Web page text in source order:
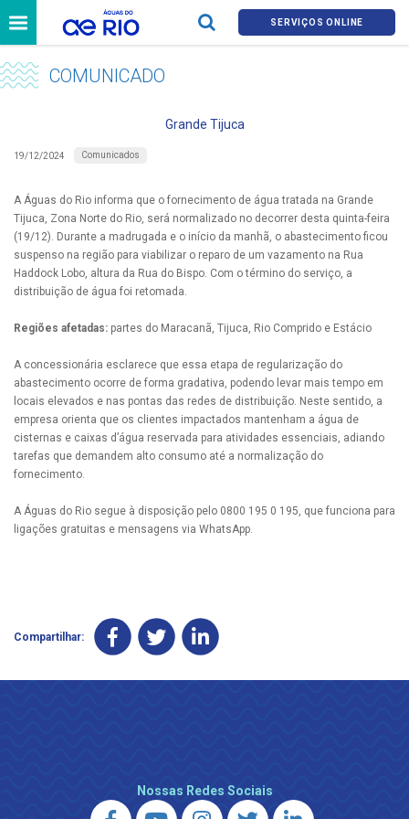
SERVIÇOS ONLINE
COMUNICADO
Grande Tijuca
19/12/2024 Comunicados
A Águas do Rio informa que o fornecimento de água tratada na Grande
Tijuca, Zona Norte do Rio, será normalizado no decorrer desta quinta-feira
(19/12). Durante a madrugada e o início da manhã, o abastecimento ficou
suspenso na região para viabilizar o reparo de um vazamento na Rua
Haddock Lobo, altura da Rua do Bispo. Com o término do serviço, a
distribuição de água foi retomada.
Regiões afetadas: partes do Maracanã, Tijuca, Rio Comprido e Estácio
A concessionária esclarece que essa etapa de regularização do
abastecimento ocorre de forma gradativa, podendo levar mais tempo em
locais elevados e nas pontas das redes de distribuição. Neste sentido, a
empresa orienta que os clientes impactados mantenham a água de
cisternas e caixas d’água reservada para atividades essenciais, adiando
tarefas que demandem alto consumo até a normalização do
fornecimento.
A Águas do Rio segue à disposição pelo 0800 195 0 195, que funciona para
ligações gratuitas e mensagens via WhatsApp.
Compartilhar:
Nossas Redes Sociais